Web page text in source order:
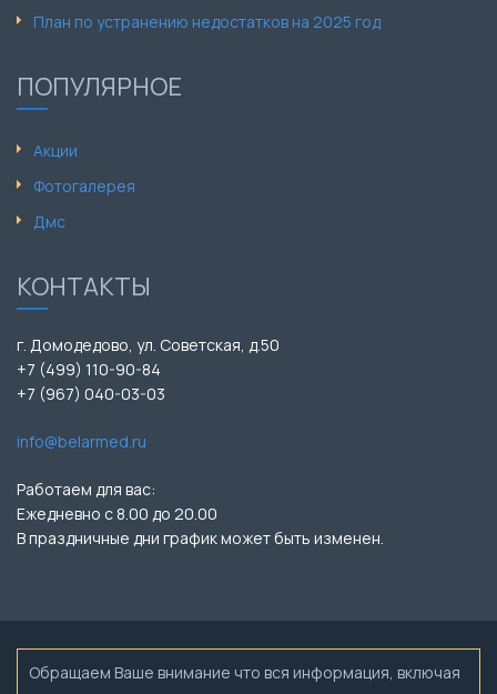
План по устранению недостатков на 2025 год
ПОПУЛЯРНОЕ
Акции
Фотогалерея
Дмс
КОНТАКТЫ
г. Домодедово, ул. Советская, д.50
+7 (499) 110-90-84
+7 (967) 040-03-03
info@belarmed.ru
Работаем для вас:
Ежедневно с 8.00 до 20.00
В праздничные дни график может быть изменен.
Обращаем Ваше внимание что вся информация, включая